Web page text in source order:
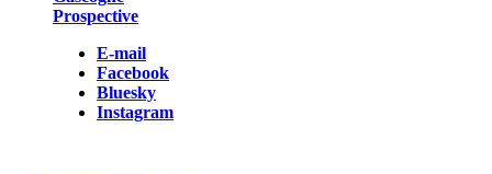
Prospective
E-mail
Facebook
Bluesky
Instagram